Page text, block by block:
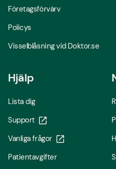
Företagsförvärv
Policys
Visselblåsning vid Doktor.se
Hjälp
Lista dig
Support
Vanliga frågor
Patientavgifter